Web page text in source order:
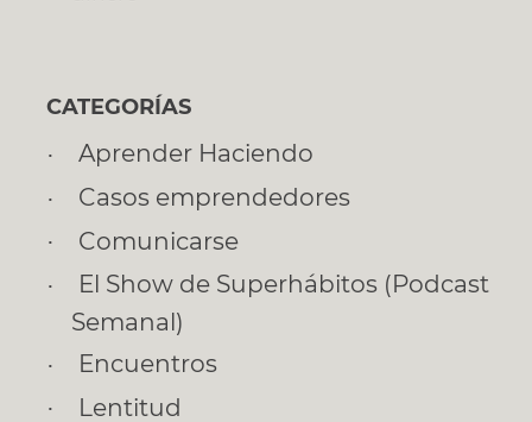
CATEGORÍAS
Aprender Haciendo
Casos emprendedores
Comunicarse
El Show de Superhábitos (Podcast
Semanal)
Encuentros
Lentitud